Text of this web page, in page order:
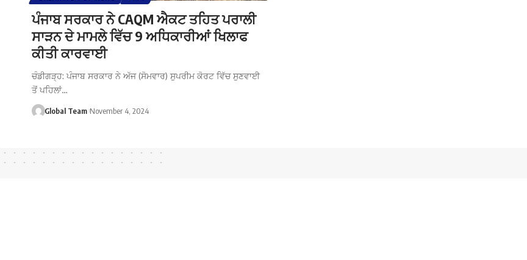
ਪੰਜਾਬ ਸਰਕਾਰ ਨੇ CAQM ਐਕਟ ਤਹਿਤ ਪਰਾਲੀ
ਸਾੜਨ ਦੇ ਮਾਮਲੇ ਵਿੱਚ 9 ਅਧਿਕਾਰੀਆਂ ਖਿਲਾਫ
ਕੀਤੀ ਕਾਰਵਾਈ
ਚੰਡੀਗੜ੍ਹ: ਪੰਜਾਬ ਸਰਕਾਰ ਨੇ ਅੱਜ (ਸੋਮਵਾਰ) ਸੁਪਰੀਮ ਕੋਰਟ ਵਿੱਚ ਸੁਣਵਾਈ
ਤੋਂ ਪਹਿਲਾਂ…
Global Team November 4, 2024